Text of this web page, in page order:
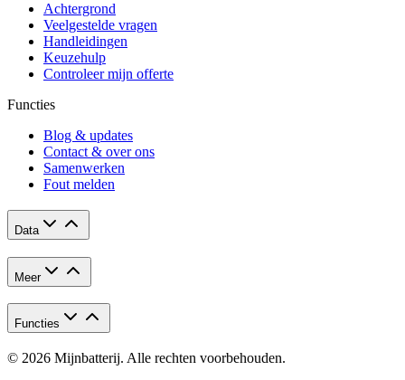
Achtergrond
Veelgestelde vragen
Handleidingen
Keuzehulp
Controleer mijn offerte
Functies
Blog & updates
Contact & over ons
Samenwerken
Fout melden
Data
Meer
Functies
© 2026 Mijnbatterij. Alle rechten voorbehouden.